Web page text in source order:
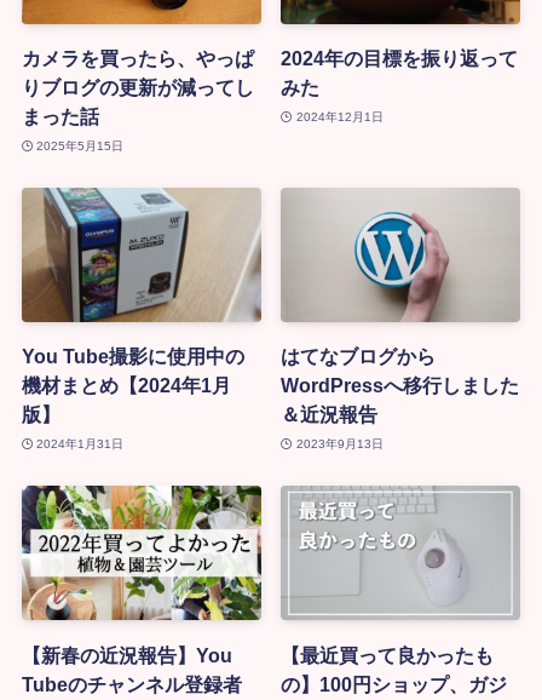
カメラを買ったら、やっぱ
りブログの更新が減ってし
まった話
2025年5月15日
2024年の目標を振り返って
みた
2024年12月1日
You Tube撮影に使用中の
機材まとめ【2024年1月
版】
2024年1月31日
はてなブログから
WordPressへ移行しました
＆近況報告
2023年9月13日
【新春の近況報告】You
Tubeのチャンネル登録者
【最近買って良かったも
の】100円ショップ、ガジ